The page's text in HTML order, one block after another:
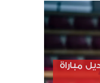
مباراة